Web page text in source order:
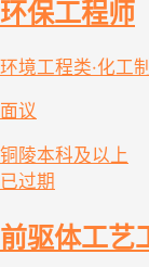
环保工程师
环境工程类·化工
面议
铜陵本科及以上
已过期
前驱体工艺